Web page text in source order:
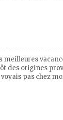
meilleures
des origines
pas chez